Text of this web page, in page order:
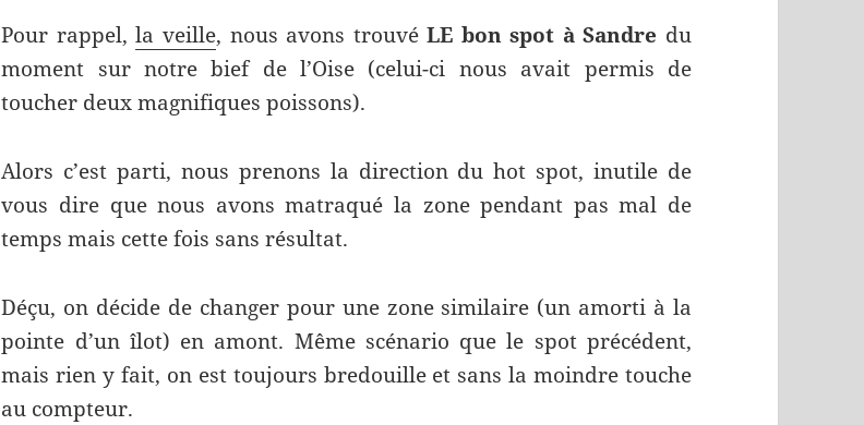
Pour rappel,la veille, nous avons trouvéLE bon spot à Sandre du
moment sur notre bief de l’Oise (celui-ci nous avait permis de
toucher deux magnifiques poissons).
Alors c’est parti, nous prenons la direction du hot spot, inutile de
vous dire que nous avons matraqué la zone pendant pas mal de
temps mais cette fois sans résultat.
Déçu, on décide de changer pour une zone similaire (un amorti à la
pointe d’un îlot) en amont. Même scénario que le spot précédent,
mais rien y fait, on est toujours bredouille et sans la moindre touche
au compteur.